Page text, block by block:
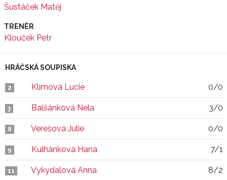
Šustáček Matěj
TRENÉR
Klouček Petr
HRÁČSKÁ SOUPISKA
2 Klímová Lucie 0/0
3 Balšánková Nela 3/0
8 Verešová Julie 0/0
9 Kulhánková Hana 7/1
11 Vykydalová Anna 8/2